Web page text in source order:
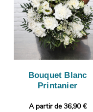
Bouquet Blanc
Printanier
A partir de 36,90 €